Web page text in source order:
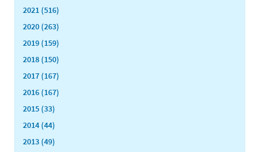
2021 (516)
2020 (263)
2019 (159)
2018 (150)
2017 (167)
2016 (167)
2015 (33)
2014 (44)
2013 (49)